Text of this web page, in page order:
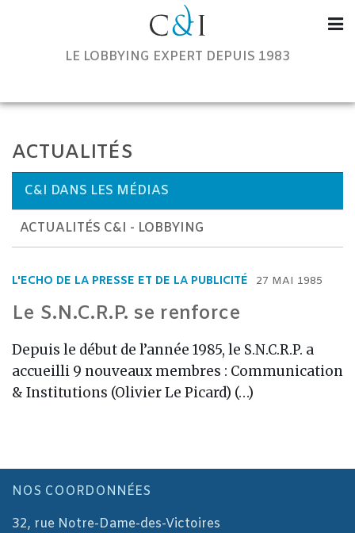
Communication & Institutions
LE LOBBYING EXPERT DEPUIS 1983
ACTUALITÉS
C&I DANS LES MÉDIAS
ACTUALITÉS C&I - LOBBYING
L'ECHO DE LA PRESSE ET DE LA PUBLICITÉ 27 MAI 1985
Le S.N.C.R.P. se renforce
Depuis le début de l’année 1985, le S.N.C.R.P. a
accueilli 9 nouveaux membres : Communication
& Institutions (Olivier Le Picard) (…)
NOS COORDONNÉES
32, rue Notre-Dame-des-Victoires